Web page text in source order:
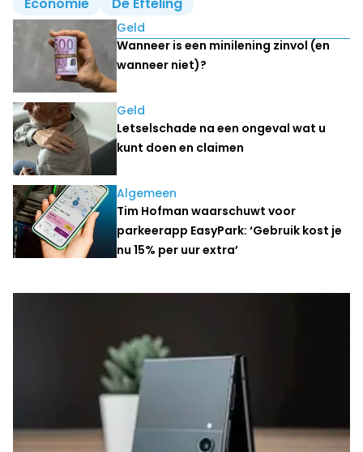
Lees ook
Geld
Wanneer is een minilening zinvol (en
wanneer niet)?
Geld
Letselschade na een ongeval wat u
kunt doen en claimen
Algemeen
Tim Hofman waarschuwt voor
parkeerapp EasyPark: ‘Gebruik kost je
nu 15% per uur extra’
Laatste nieuws